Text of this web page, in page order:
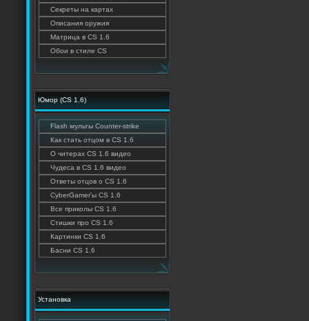
Секреты на картах
Описания оружия
Матрица в CS 1.6
Обои в стиле CS
Юмор (CS 1.6)
Flash мульты Counter-strike
Как стать отцом в CS 1.6
О читерах CS 1.6 видео
Чудеса в CS 1.6 видео
Ответы отцов о CS 1.6
CyberGamer'ы CS 1.6
Все приколы CS 1.6
Стишки про CS 1.6
Картинки CS 1.6
Басни CS 1.6
Установка